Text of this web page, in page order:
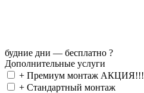
будние дни — бесплатно ?
Дополнительные услуги
+ Премиум монтаж АКЦИЯ!!!
+ Стандартный монтаж